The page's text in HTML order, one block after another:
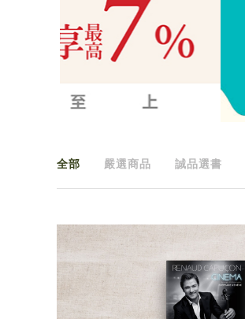
全部 嚴選商品 誠品選書